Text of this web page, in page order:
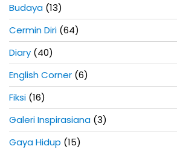
Budaya (13)
Cermin Diri (64)
Diary (40)
English Corner (6)
Fiksi (16)
Galeri Inspirasiana (3)
Gaya Hidup (15)